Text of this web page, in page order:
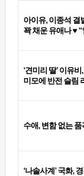
아이유, 이종석
꽉 채운 유애나 ♥
‘견미리 딸’ 이유
미모에 반전 슬림
수애, 변함 없는
‘나솔사계’ 국화,